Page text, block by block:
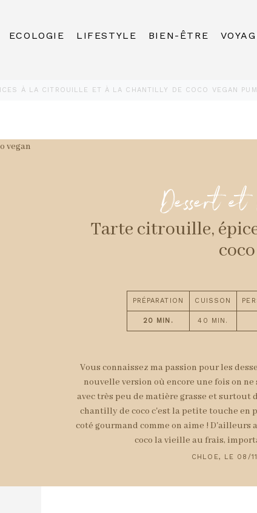
ECOLOGIE LIFESTYLE BIEN-ÊTRE
À LA CITROUILLE ET À LA CHANTILLY DE COCO VEGAN
Dessert et
Tarte citrouille,
coco
PRÉPARATION CUISSON
20 MIN. 40 MIN.
Vous connaissez ma passion pour les
nouvelle version où encore une fois on ne
avec très peu de matière grasse et surtout
chantilly de coco c'est la petite touche
coté gourmand comme on aime !
coco la vieille au frais,
CHLOE, LE 08/